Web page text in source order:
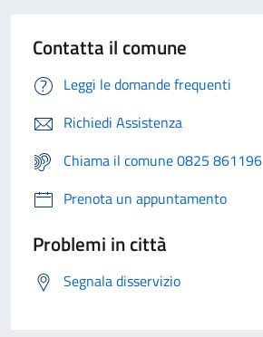
Contatta il comune
Leggi le domande frequenti
Richiedi Assistenza
Chiama il comune 0825 861196
Prenota un appuntamento
Problemi in città
Segnala disservizio